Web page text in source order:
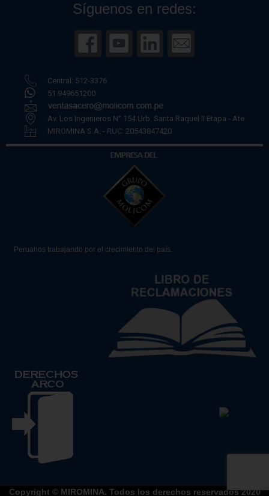
Síguenos en redes:
Central: 512-3376
51 949651200
Av. Los Ingenieros N° 154 Urb. Santa Raquel II Etapa - Ate
MIROMINA S.A. - RUC: 20543847420
Peruanos trabajando por el crecimiento del país.
Copyright © MIROMINA. Todos los derechos reservados 2020